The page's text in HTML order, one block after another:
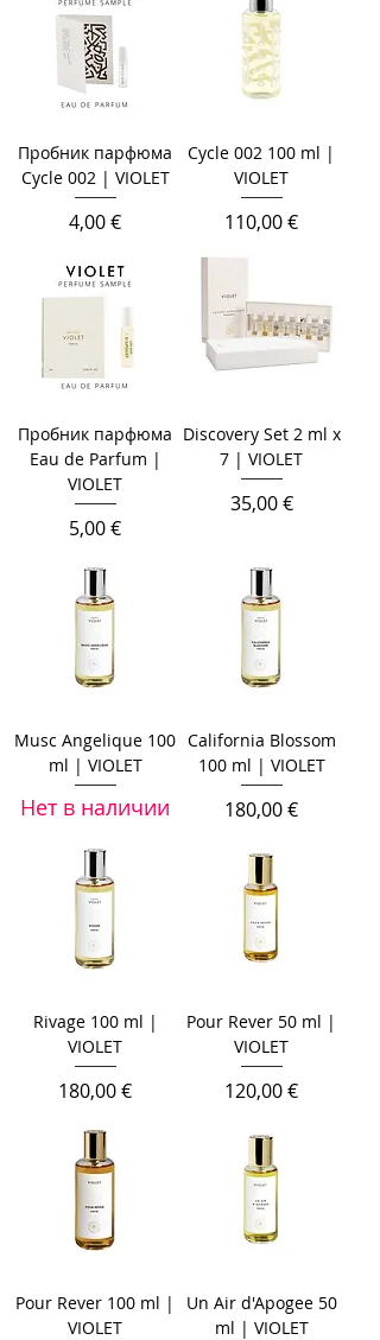
Пробник парфюма
Cycle 002 | VIOLET
Цена
4,00 €
Cycle 002 100 ml |
VIOLET
Цена
110,00 €
Пробник парфюма
Eau de Parfum |
VIOLET
Цена
5,00 €
Discovery Set 2 ml x
7 | VIOLET
Цена
35,00 €
Musc Angelique 100
ml | VIOLET
Нет в наличии
California Blossom
100 ml | VIOLET
Цена
180,00 €
Rivage 100 ml |
VIOLET
Цена
180,00 €
Pour Rever 50 ml |
VIOLET
Цена
120,00 €
Pour Rever 100 ml |
VIOLET
Un Air d'Apogee 50
ml | VIOLET